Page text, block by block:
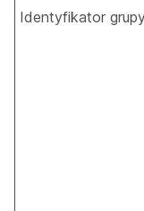
Identyfikator